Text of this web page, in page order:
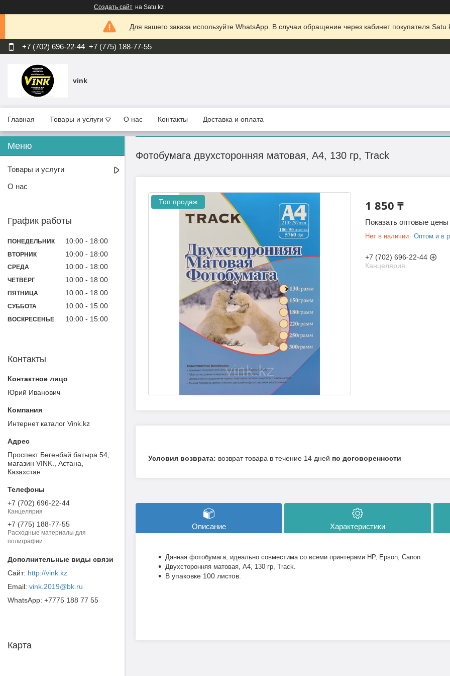
Создать сайт на Satu.kz
Для вашего заказа используйте WhatsApp. В случаи обращение через кабинет покупателя
+7 (702) 696-22-44 +7 (775) 188-77-55
vink
Главная Товары и услуги О нас Контакты Доставка и оплата
Фотобумага двухсторонняя матовая, A4, 130 гр, Track
Топ продаж 1 850 ₸
Показать оптовые цены
Нет в наличии Оптом и в
+7 (702) 696-22-44
Канцелярия
возврат товара в течение 14 дней по договоренности
Описание Характеристики
Данная фотобумага, идеально совместима со всеми принтерами HP, Epson, Canon.
Двухсторонняя матовая, A4, 130 гр, Track.
В упаковке 100 листов.
Товары и услуги
О нас
График работы
ПОНЕДЕЛЬНИК 10:00 18:00
ВТОРНИК 10:00 18:00
СРЕДА 10:00 18:00
ЧЕТВЕРГ 10:00 18:00
ПЯТНИЦА 10:00 18:00
СУББОТА 10:00 15:00
ВОСКРЕСЕНЬЕ 10:00 15:00
Контакты
Юрий Иванович
Интернет каталог Vink.kz
Проспект Бөгенбай батыра 54,
магазин VINK., Астана,
Казахстан
+7 (702) 696-22-44
Канцелярия
+7 (775) 188-77-55
Расходные материалы для
полиграфии.
http://vink.kz
vink.2019@bk.ru
+7775 188 77 55
Карта